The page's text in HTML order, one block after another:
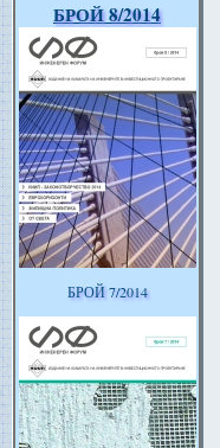
БРОЙ 8/2014
БРОЙ 7/2014